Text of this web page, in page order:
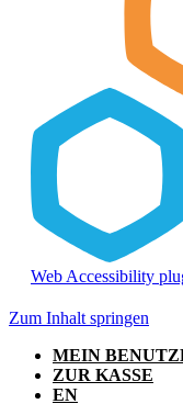
Web Accessibility
Zum Inhalt springen
MEIN
ZUR KASSE
EN